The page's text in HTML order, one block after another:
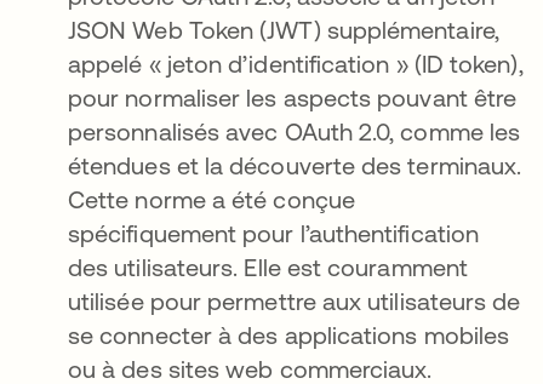
JSON Web Token (JWT) supplémentaire,
appelé « jeton d’identification » (ID token),
pour normaliser les aspects pouvant être
personnalisés avec OAuth 2.0, comme les
étendues et la découverte des terminaux.
Cette norme a été conçue
spécifiquement pour l’authentification
des utilisateurs. Elle est couramment
utilisée pour permettre aux utilisateurs de
se connecter à des applications mobiles
ou à des sites web commerciaux.